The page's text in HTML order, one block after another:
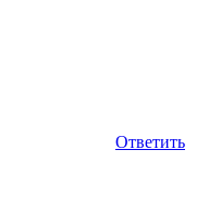
Ответить